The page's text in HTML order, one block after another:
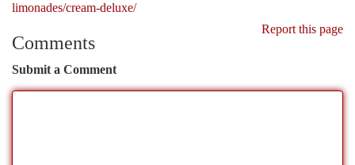
limonades/cream-deluxe/
Report this page
Comments
Submit a Comment